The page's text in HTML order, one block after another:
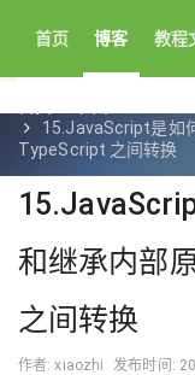
首页 博客 教程
15.JavaScript是如
TypeScript 之间转换
和继承内部
之间转换
作者: xiaozhi 发布时间: